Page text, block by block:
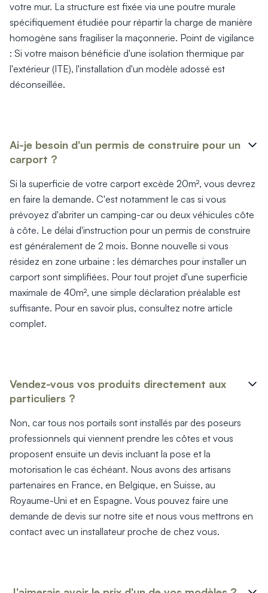
votre mur. La structure est fixée via une poutre murale
spécifiquement étudiée pour répartir la charge de manière
homogène sans fragiliser la maçonnerie. Point de vigilance
: Si votre maison bénéficie d'une isolation thermique par
l'extérieur (ITE), l'installation d'un modèle adossé est
déconseillée.
Ai-je besoin d'un permis de construire pour un
carport ?
Si la superficie de votre carport excède 20m², vous devrez
en faire la demande. C'est notamment le cas si vous
prévoyez d'abriter un camping-car ou deux véhicules côte
à côte. Le délai d'instruction pour un permis de construire
est généralement de 2 mois. Bonne nouvelle si vous
résidez en zone urbaine : les démarches pour installer un
carport sont simplifiées. Pour tout projet d'une superficie
maximale de 40m², une simple déclaration préalable est
suffisante. Pour en savoir plus, consultez notre article
complet.
Vendez-vous vos produits directement aux
particuliers ?
Non, car tous nos portails sont installés par des poseurs
professionnels qui viennent prendre les côtes et vous
proposent ensuite un devis incluant la pose et la
motorisation le cas échéant. Nous avons des artisans
partenaires en France, en Belgique, en Suisse, au
Royaume-Uni et en Espagne. Vous pouvez faire une
demande de devis sur notre site et nous vous mettrons en
contact avec un installateur proche de chez vous.